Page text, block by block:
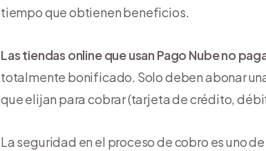
tiempo que obtienen beneficios.
Las tiendas online que usan Pago Nube no
totalmente bonificado. Solo deben abonar
que elijan para cobrar (tarjeta de crédito,
La seguridad en el proceso de cobro es uno